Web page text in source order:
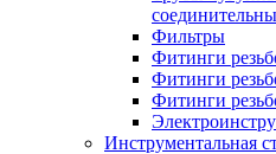
Фильтры
Фитинги
Фитинги
Фитинги
Инструментальная